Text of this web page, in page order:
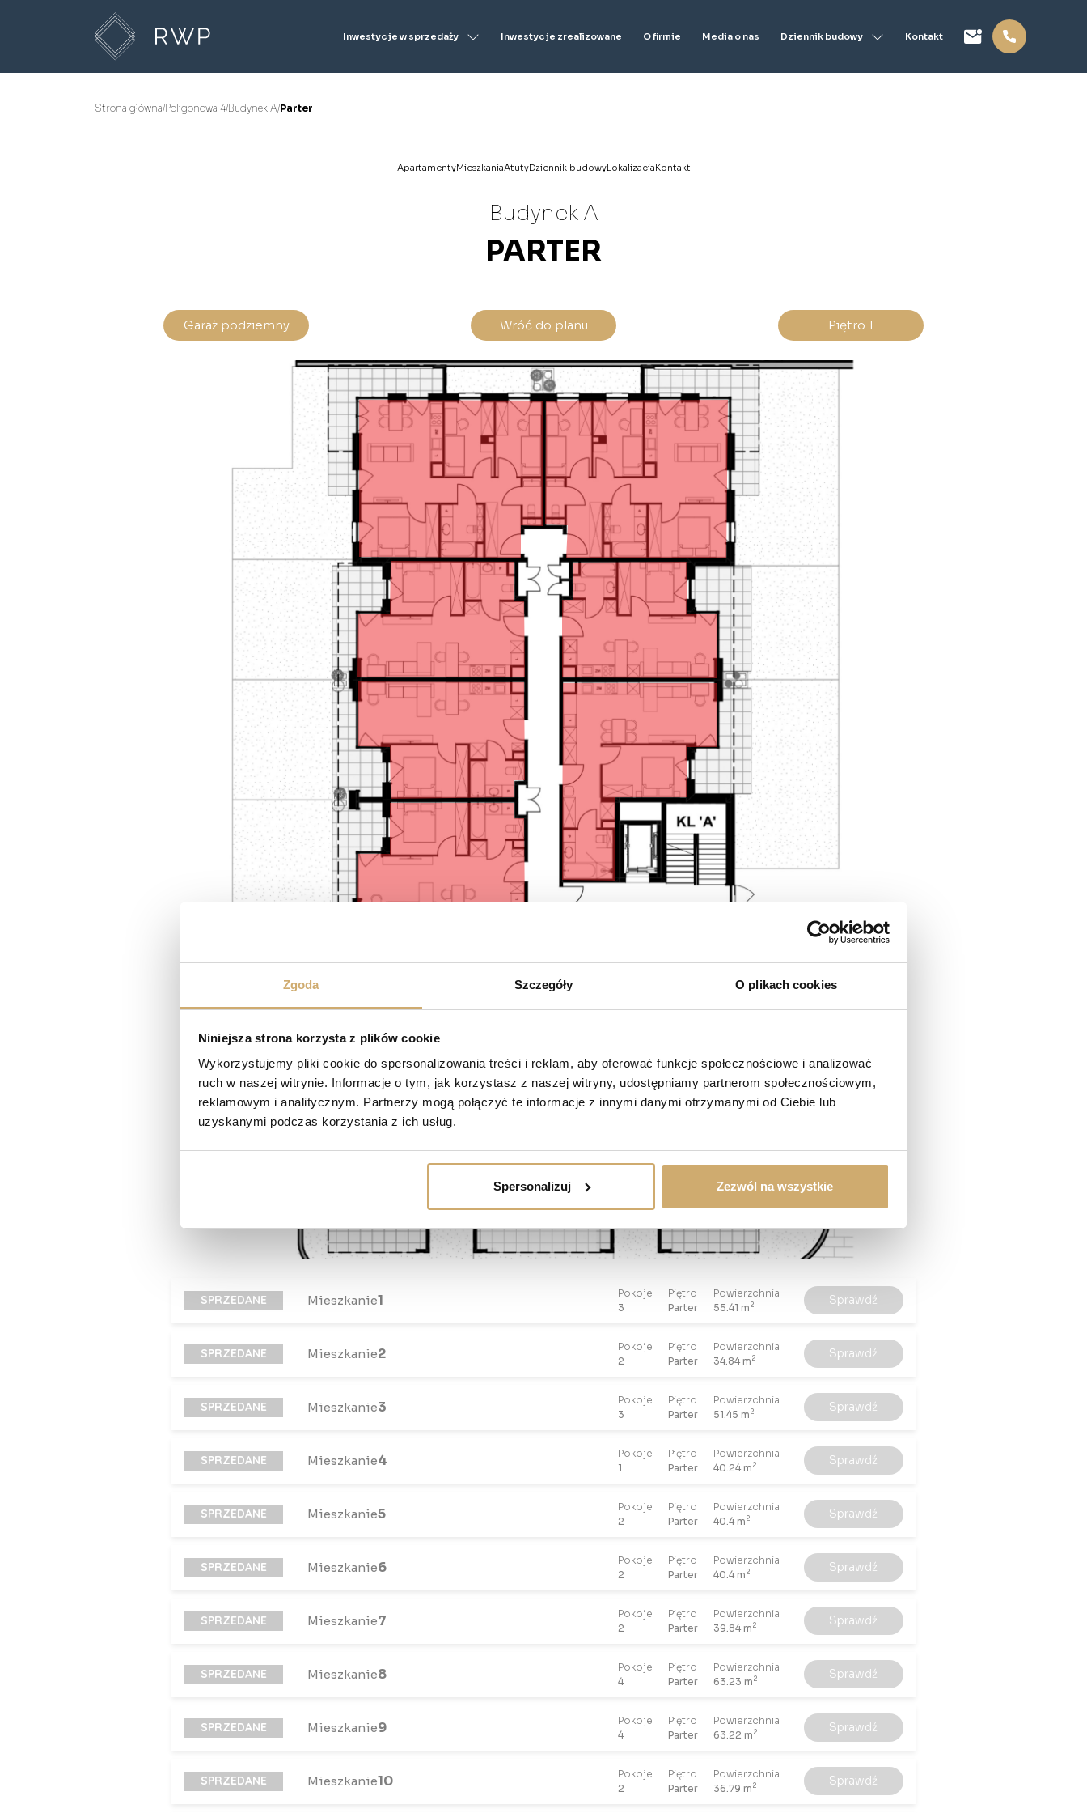
Zgoda Szczegóły O plikach cookies
Niniejsza strona korzysta z plików cookie
Wykorzystujemy pliki cookie do spersonalizowania treści i reklam, aby oferować funkcje społecznościowe i analizować
ruch w naszej witrynie. Informacje o tym, jak korzystasz z naszej witryny, udostępniamy partnerom społecznościowym,
reklamowym i analitycznym. Partnerzy mogą połączyć te informacje z innymi danymi otrzymanymi od Ciebie lub
uzyskanymi podczas korzystania z ich usług.
Spersonalizuj Zezwól na wszystkie
Inwestycje w sprzedaży Inwestycje zrealizowane O firmie Media o nas Dziennik budowy Kontakt
Strona główna/Poligonowa 4/Budynek A/Parter
ApartamentyMieszkaniaAtutyDziennik budowyLokalizacjaKontakt
Budynek A
PARTER
Garaż podziemny Wróć do planu Piętro 1
SPRZEDANE Mieszkanie1
Pokoje
3
Piętro
Parter
Powierzchnia
55.41 m2 Sprawdź
SPRZEDANE Mieszkanie2
Pokoje
2
Piętro
Parter
Powierzchnia
34.84 m2 Sprawdź
SPRZEDANE Mieszkanie3
Pokoje
3
Piętro
Parter
Powierzchnia
51.45 m2 Sprawdź
SPRZEDANE Mieszkanie4
Pokoje
1
Piętro
Parter
Powierzchnia
40.24 m2 Sprawdź
SPRZEDANE Mieszkanie5
Pokoje
2
Piętro
Parter
Powierzchnia
40.4 m2 Sprawdź
SPRZEDANE Mieszkanie6
Pokoje
2
Piętro
Parter
Powierzchnia
40.4 m2 Sprawdź
SPRZEDANE Mieszkanie7
Pokoje
2
Piętro
Parter
Powierzchnia
39.84 m2 Sprawdź
SPRZEDANE Mieszkanie8
Pokoje
4
Piętro
Parter
Powierzchnia
63.23 m2 Sprawdź
SPRZEDANE Mieszkanie9
Pokoje
4
Piętro
Parter
Powierzchnia
63.22 m2 Sprawdź
SPRZEDANE Mieszkanie10
Pokoje
2
Piętro
Parter
Powierzchnia
36.79 m2 Sprawdź